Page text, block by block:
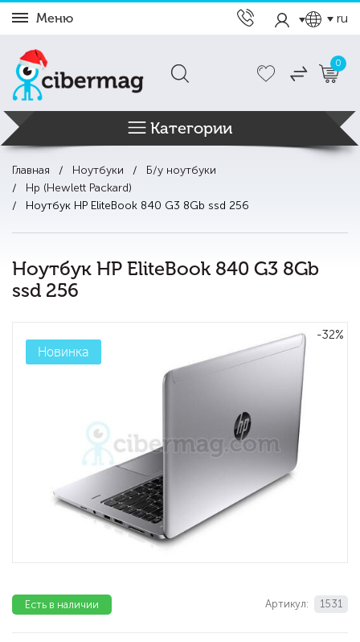
Меню ru
0
Категории
Главная Ноутбуки
Б/у ноутбуки
Hp (Hewlett Packard)
Ноутбук HP EliteBook 840 G3 8Gb ssd 256
Ноутбук HP EliteBook 840 G3 8Gb
ssd 256
-32%
Новинка
Артикул: 1531
Есть в наличии